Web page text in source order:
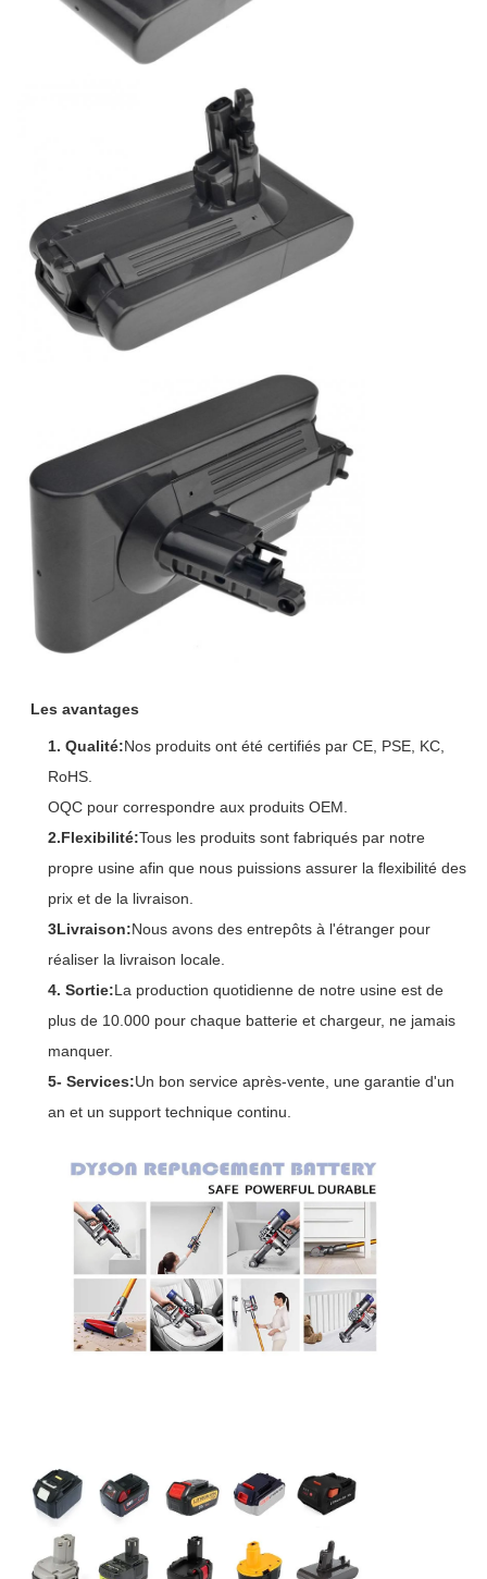
Les avantages
1. Qualité:Nos produits ont été certifiés par CE, PSE, KC,
RoHS.
OQC pour correspondre aux produits OEM.
2.Flexibilité:Tous les produits sont fabriqués par notre
propre usine afin que nous puissions assurer la flexibilité des
prix et de la livraison.
3Livraison:Nous avons des entrepôts à l'étranger pour
réaliser la livraison locale.
4. Sortie:La production quotidienne de notre usine est de
plus de 10.000 pour chaque batterie et chargeur, ne jamais
manquer.
5- Services:Un bon service après-vente, une garantie d'un
an et un support technique continu.